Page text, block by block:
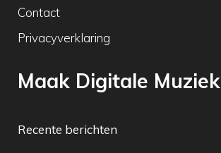
Contact
Privacyverklaring
Maak Digitale Muziek
Recente berichten